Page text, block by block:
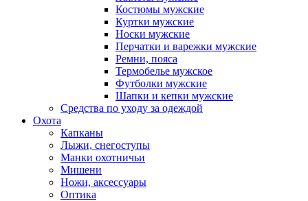
Костюмы мужские
Куртки мужские
Носки мужские
Перчатки и варежки мужские
Ремни, пояса
Термобелье мужское
Футболки мужские
Шапки и кепки мужские
Средства по уходу за одеждой
Охота
Капканы
Лыжи, снегоступы
Манки охотничьи
Мишени
Ножи, аксессуары
Оптика